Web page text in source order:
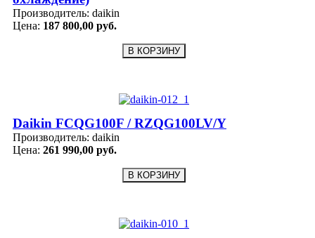
Производитель: daikin
Цена: 187 800,00 руб.
Daikin FCQG100F / RZQG100LV/Y
Производитель: daikin
Цена: 261 990,00 руб.